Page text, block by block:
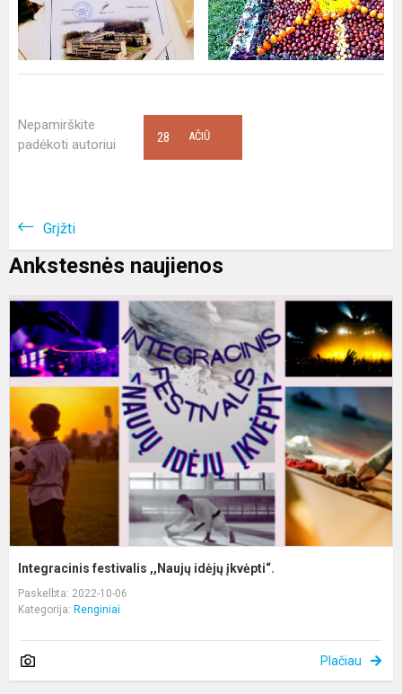
Nepamirškite
padėkoti autoriui
AČIŪ
28
Grįžti
Ankstesnės naujienos
Integracinis festivalis ,,Naujų idėjų įkvėpti“.
Paskelbta: 2022-10-06
Kategorija: Renginiai
Plačiau